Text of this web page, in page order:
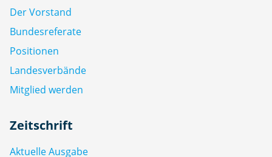
Der Vorstand
Bundesreferate
Positionen
Landesverbände
Mitglied werden
Zeitschrift
Aktuelle Ausgabe